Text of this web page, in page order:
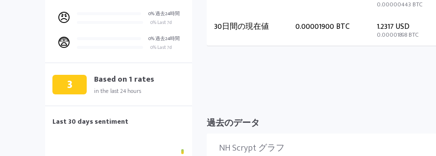
😠
0% 過去24時間
0% Last 7d
😨
0% 過去24時間
0% Last 7d
3 Based on1 rates
in the last 24 hours
Last 30 days sentiment
0.00000443 BTC
30日間の現在値 0.00001900 BTC 1.2317 USD
0.00001898 BTC
過去のデータ
NH Scrypt グラフ